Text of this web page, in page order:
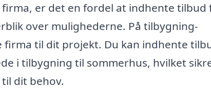
er det en fordel at indhente tilbud
over mulighederne. På tilbygning-
til dit projekt. Du kan indhente
i tilbygning til sommerhus, hvilket
dit behov.